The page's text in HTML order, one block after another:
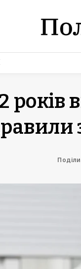
років